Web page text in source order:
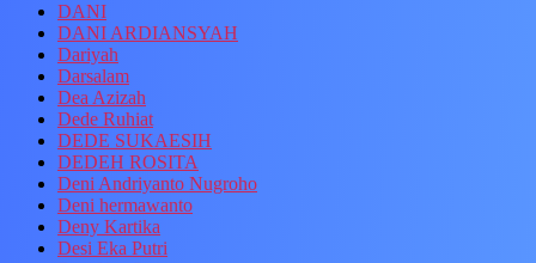
DANI
DANI ARDIANSYAH
Dariyah
Darsalam
Dea Azizah
Dede Ruhiat
DEDE SUKAESIH
DEDEH ROSITA
Deni Andriyanto Nugroho
Deni hermawanto
Deny Kartika
Desi Eka Putri